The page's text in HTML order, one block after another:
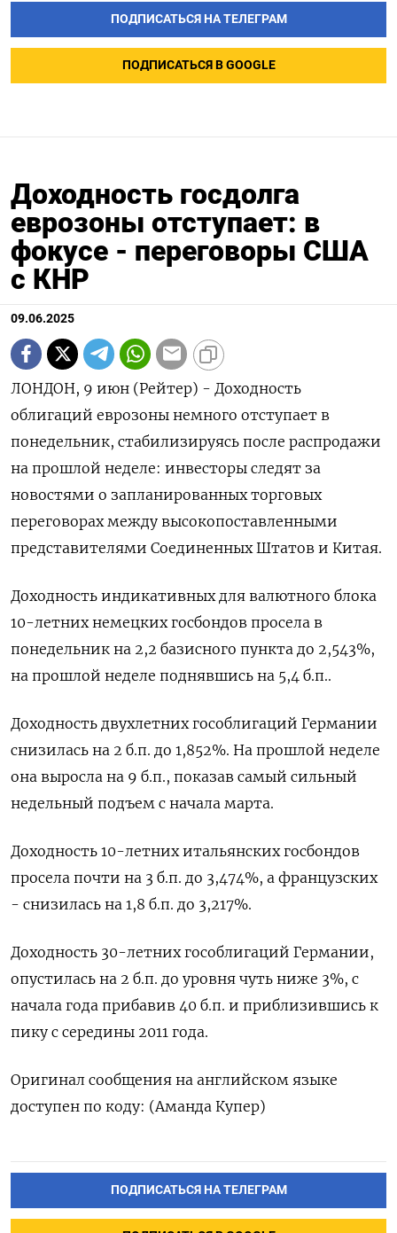
ПОДПИСАТЬСЯ НА ТЕЛЕГРАМ
ПОДПИСАТЬСЯ В GOOGLE
Доходность госдолга
еврозоны отступает: в
фокусе - переговоры США
с КНР
09.06.2025
ЛОНДОН, 9 июн (Рейтер) - Доходность
облигаций еврозоны немного отступает в
понедельник, стабилизируясь после распродажи
на прошлой неделе: инвесторы следят за
новостями о запланированных торговых
переговорах между высокопоставленными
представителями Соединенных Штатов и Китая.
Доходность индикативных для валютного блока
10-летних немецких госбондов просела в
понедельник на 2,2 базисного пункта до 2,543%,
на прошлой неделе поднявшись на 5,4 б.п..
Доходность двухлетних гособлигаций Германии
снизилась на 2 б.п. до 1,852%. На прошлой неделе
она выросла на 9 б.п., показав самый сильный
недельный подъем с начала марта.
Доходность 10-летних итальянских госбондов
просела почти на 3 б.п. до 3,474%, а французских
- снизилась на 1,8 б.п. до 3,217%.
Доходность 30-летних гособлигаций Германии,
опустилась на 2 б.п. до уровня чуть ниже 3%, с
начала года прибавив 40 б.п. и приблизившись к
пику с середины 2011 года.
Оригинал сообщения на английском языке
доступен по коду: (Аманда Купер)
ПОДПИСАТЬСЯ НА ТЕЛЕГРАМ